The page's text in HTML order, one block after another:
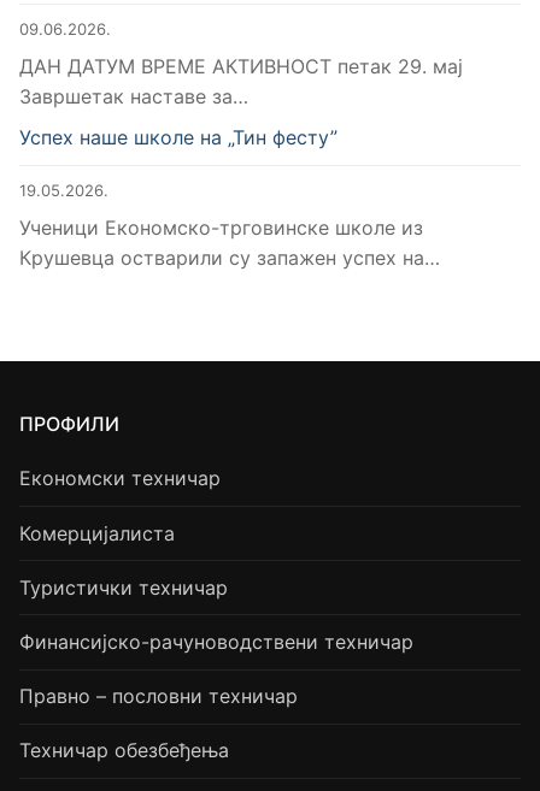
09.06.2026.
ДАН ДАТУМ ВРЕМЕ АКТИВНОСТ петак 29. мај
Завршетак наставе за…
Успех наше школе на „Тин фесту”
19.05.2026.
Ученици Економско-трговинске школе из
Крушевца остварили су запажен успех на…
ПРОФИЛИ
Економски техничар
Комерцијалиста
Туристички техничар
Финансијско-рачуноводствени техничар
Правно – пословни техничар
Техничар обезбеђења